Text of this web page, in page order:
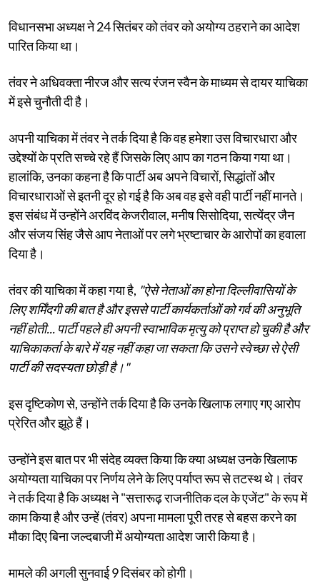
विधानसभा अध्यक्ष ने 24 सितंबर को तंवर को अयोग्य ठहराने का आदेश
पारित किया था।
तंवर ने अधिवक्ता नीरज और सत्य रंजन स्वैन के माध्यम से दायर याचिका
में इसे चुनौती दी है।
अपनी याचिका में तंवर ने तर्क दिया है कि वह हमेशा उस विचारधारा और
उद्देश्यों के प्रति सच्चे रहे हैं जिसके लिए आप का गठन किया गया था।
हालांकि, उनका कहना है कि पार्टी अब अपने विचारों, सिद्धांतों और
विचारधाराओं से इतनी दूर हो गई है कि अब वह इसे वही पार्टी नहीं मानते।
इस संबंध में उन्होंने अरविंद केजरीवाल, मनीष सिसोदिया, सत्येंद्र जैन
और संजय सिंह जैसे आप नेताओं पर लगे भ्रष्टाचार के आरोपों का हवाला
दिया है।
तंवर की याचिका में कहा गया है, "ऐसे नेताओं का होना दिल्लीवासियों के
लिए शर्मिंदगी की बात है और इससे पार्टी कार्यकर्ताओं को गर्व की अनुभूति
नहीं होती... पार्टी पहले ही अपनी स्वाभाविक मृत्यु को प्राप्त हो चुकी है और
याचिकाकर्ता के बारे में यह नहीं कहा जा सकता कि उसने स्वेच्छा से ऐसी
पार्टी की सदस्यता छोड़ी है।"
इस दृष्टिकोण से, उन्होंने तर्क दिया है कि उनके खिलाफ लगाए गए आरोप
प्रेरित और झूठे हैं।
उन्होंने इस बात पर भी संदेह व्यक्त किया कि क्या अध्यक्ष उनके खिलाफ
अयोग्यता याचिका पर निर्णय लेने के लिए पर्याप्त रूप से तटस्थ थे। तंवर
ने तर्क दिया है कि अध्यक्ष ने "सत्तारूढ़ राजनीतिक दल के एजेंट" के रूप में
काम किया है और उन्हें (तंवर) अपना मामला पूरी तरह से बहस करने का
मौका दिए बिना जल्दबाजी में अयोग्यता आदेश जारी किया है।
मामले की अगली सुनवाई 9 दिसंबर को होगी।